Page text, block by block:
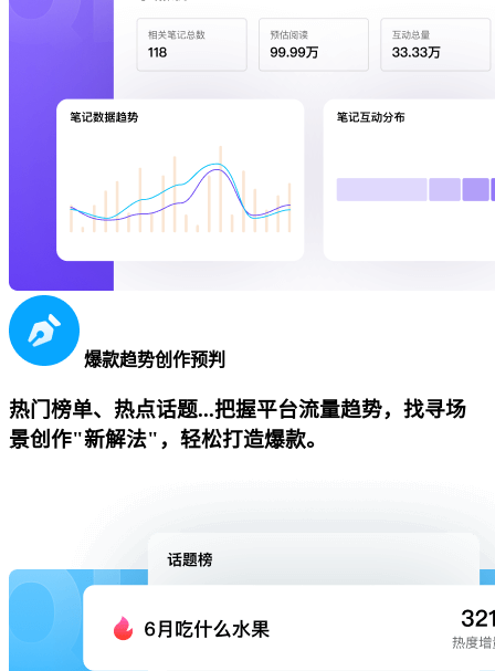
爆款趋势创作预判
热门榜单、热点话题...把握平台流量趋势，找寻场
景创作"新解法"，轻松打造爆款。